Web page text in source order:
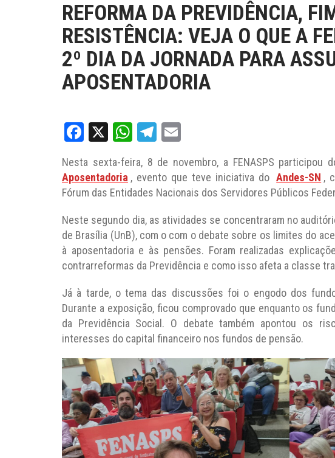
REFORMA DA PREVIDÊNCIA,
RESISTÊNCIA: VEJA O QUE A
2º DIA DA JORNADA PARA
APOSENTADORIA
Facebook
X WhatsApp
Telegram
Nesta sexta-feira, 8 de novembro, a FENASPS participou
Aposentadoria , evento que teve iniciativa do Andes-SN ,
Fórum das Entidades Nacionais dos Servidores Públicos
Neste segundo dia, as atividades se concentraram no
de Brasília (UnB), com o com o debate sobre os limites do
à aposentadoria e às pensões. Foram realizadas
contrarreformas da Previdência e como isso afeta a classe
Já à tarde, o tema das discussões foi o engodo dos
Durante a exposição, ficou comprovado que enquanto os
da Previdência Social. O debate também apontou os
interesses do capital financeiro nos fundos de pensão.